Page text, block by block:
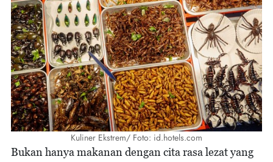
Kuliner Ekstrem/ Foto: id.hotels.com
Bukan hanya makanan dengan cita rasa lezat yang